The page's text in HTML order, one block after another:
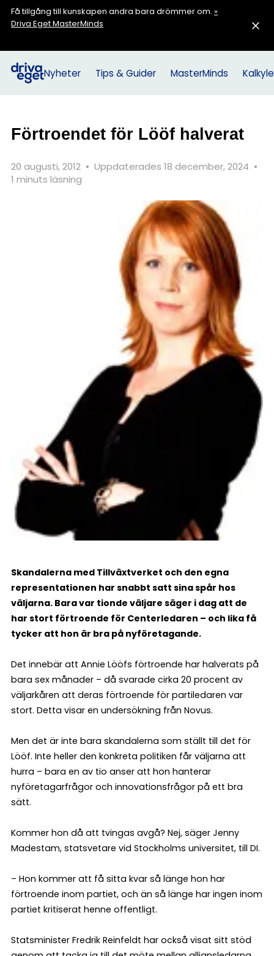
Få tillgång till kunskapen andra bara drömmer om. »
Driva Eget MasterMinds
Nyheter Tips & Guider MasterMinds
Förtroendet för Lööf halverat
20 augusti, 2012 • Uppdaterades 18 december, 2024 •
1 minuts läsning
Skandalerna med Tillväxtverket och den egna
representationen har snabbt satt sina spår hos
väljarna. Bara var tionde väljare säger i dag att de
har stort förtroende för Centerledaren – och lika få
tycker att hon är bra på nyföretagande.
Det innebär att Annie Lööfs förtroende har halverats på
bara sex månader – då svarade cirka 20 procent av
väljarkåren att deras förtroende för partiledaren var
stort. Detta visar en undersökning från Novus.
Men det är inte bara skandalerna som ställt till det för
Lööf. Inte heller den konkreta politiken får väljarna att
hurra – bara en av tio anser att hon hanterar
nyföretagarfrågor och innovationsfrågor på ett bra
sätt.
Kommer hon då att tvingas avgå? Nej, säger Jenny
Madestam, statsvetare vid Stockholms universitet, till DI.
– Hon kommer att få sitta kvar så länge hon har
förtroende inom partiet, och än så länge har ingen inom
partiet kritiserat henne offentligt.
Statsminister Fredrik Reinfeldt har också visat sitt stöd